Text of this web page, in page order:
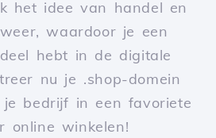
het idee van handel en
waardoor je een
hebt in de digitale
nu je .shop-domein
bedrijf in een favoriete
online winkelen!